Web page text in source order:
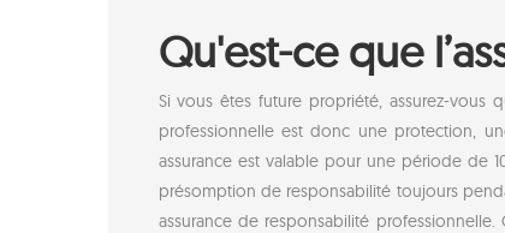
Qu'est-ce que
Si vous êtes future propriété, assurez-vous
professionnelle est donc une protection,
assurance est valable pour une période de
présomption de responsabilité toujours
assurance de responsabilité